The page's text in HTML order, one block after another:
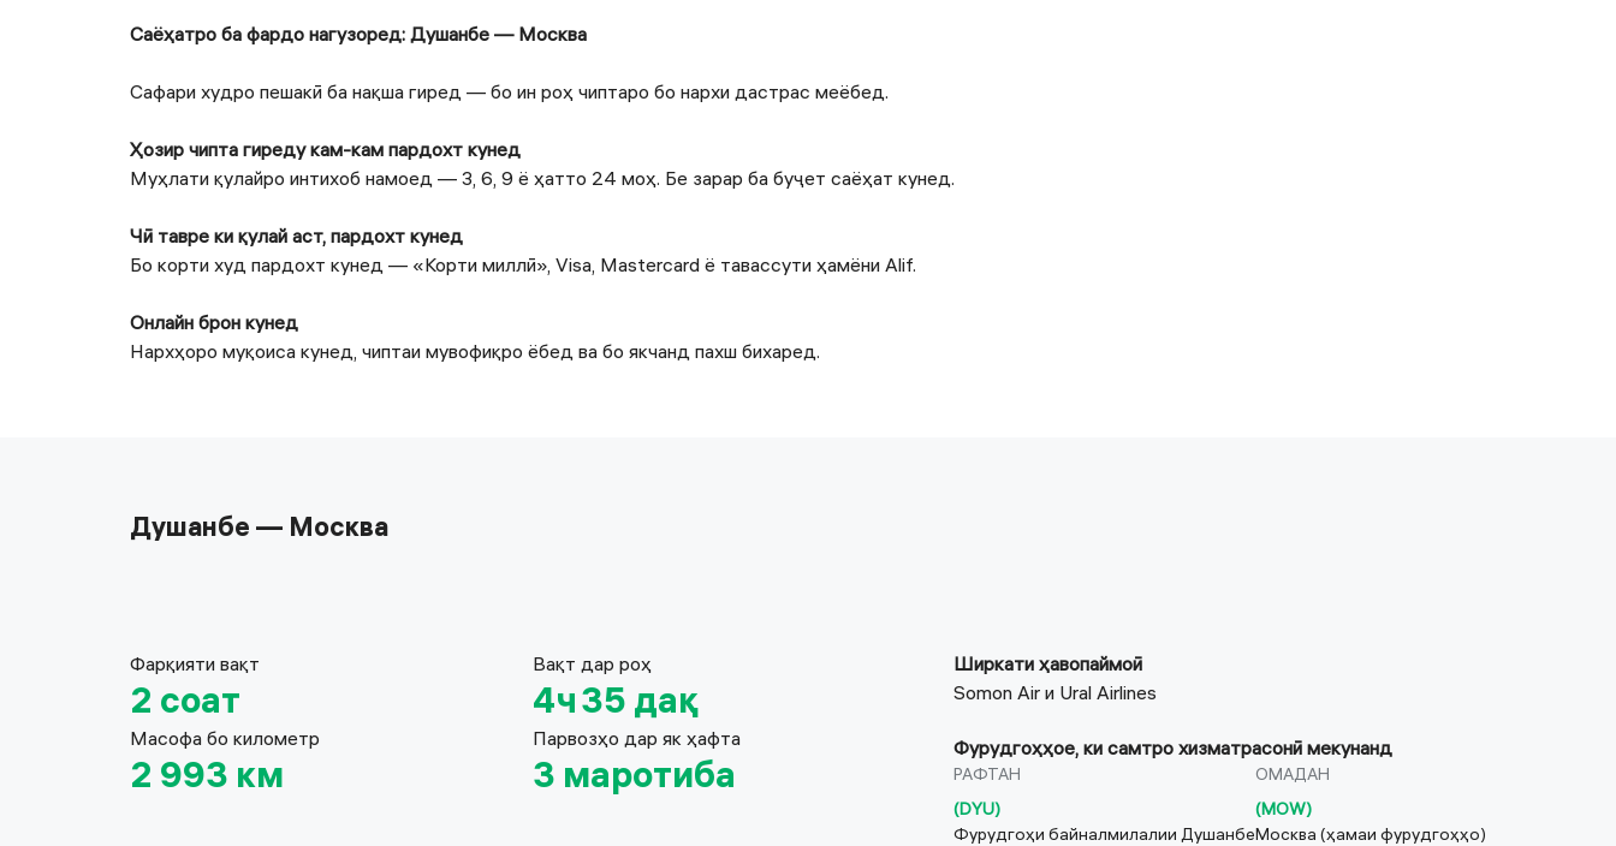
Саёҳатро ба фардо нагузоред: Душанбе — Москва
Сафари худро пешакӣ ба нақша гиред — бо ин роҳ чиптаро бо нархи дастрас меёбед.
Ҳозир чипта гиреду кам-кам пардохт кунед
Муҳлати қулайро интихоб намоед — 3, 6, 9 ё ҳатто 24 моҳ. Бе зарар ба буҷет саёҳат кунед.
Чӣ тавре ки қулай аст, пардохт кунед
Бо корти худ пардохт кунед — «Корти миллӣ», Visa, Mastercard ё тавассути ҳамёни Alif.
Онлайн брон кунед
Нархҳоро муқоиса кунед, чиптаи мувофиқро ёбед ва бо якчанд пахш бихаред.
Душанбе — Москва
Фарқияти вақт
2 соат
Масофа бо километр
2 993 км
Вақт дар роҳ
4 ⁠ч 35 ⁠дақ
Парвозҳо дар як ҳафта
3 маротиба
Ширкати ҳавопаймоӣ
Somon Air и Ural Airlines
Фурудгоҳҳое, ки самтро хизматрасонӣ мекунанд
РАФТАН
(DYU)
Фурудгоҳи байналмилалии Душанбе
ОМАДАН
(MOW)
Москва (ҳамаи фурудгоҳҳо)